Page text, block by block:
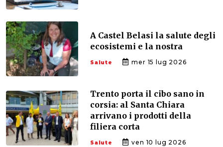
A Castel Belasi la salute degli
ecosistemi e la nostra
Salute mer 15 lug 2026
Trento porta il cibo sano in
corsia: al Santa Chiara
arrivano i prodotti della
filiera corta
Salute ven 10 lug 2026